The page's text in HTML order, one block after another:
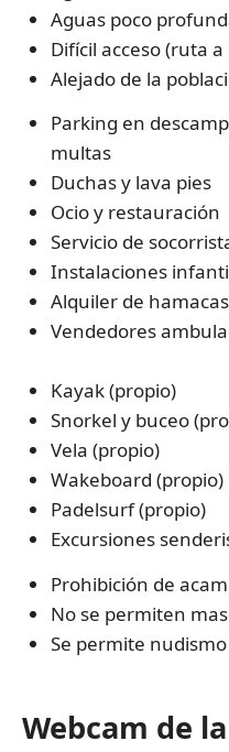
Aguas poco
Difícil acceso (ruta a
Alejado de la
Parking en
multas
Duchas y lava pies
Ocio y restauración
Servicio de
Instalaciones
Alquiler de
Vendedores
Kayak (propio)
Snorkel y buceo
Vela (propio)
Wakeboard (propio)
Padelsurf (propio)
Excursiones
Prohibición de
No se permiten
Se permite nudismo
Webcam de